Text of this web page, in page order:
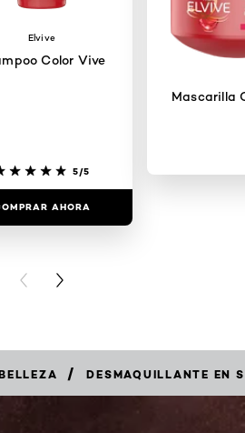
Elvive
Color Vive
5/5
AHORA
Mascarilla
PREVIOUS CARD
NEXT CARD
/ DESMAQUILLANTE EN